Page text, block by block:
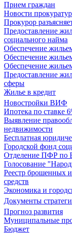
Прием граждан
Новости
Прокурор
Предоставление
социального найма
Обеспечение
Обеспечение
Обеспечение
Предоставление
сферы
Жилье в кредит
Новостройки ВИФ
Ипотека по ставке
Выявление
недвижимости
Бесплатная
Городской фонд
Отделение ПФР по
Голосование
Реестр брошенных
средств
Экономика и
Документы
Прогноз развития
Муниципальные
Бюджет